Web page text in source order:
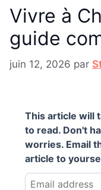
Vivre à
guide
juin 12, 2026 par
This article will
to read. Don't
worries. Email
article to